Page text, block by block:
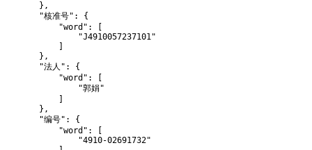
} ,
"核准号" :
{
"word" :
"J4910057237101"
} ,
"法人" :
{
"word" :
"郭娟"
} ,
"编号" :
{
"word" :
"4910-02691732"